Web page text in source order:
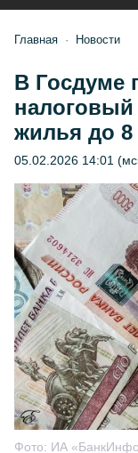
Главная Новости
В Госдуме
налоговый
жилья до
05.02.2026 14:01
Фото: ИА